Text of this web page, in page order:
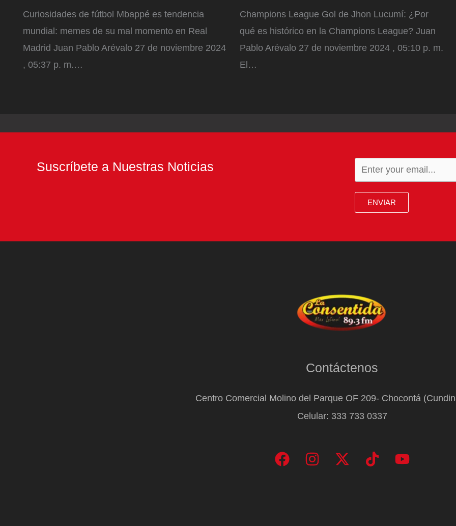
Curiosidades de fútbol Mbappé es tendencia
mundial: memes de su mal momento en Real
Madrid Juan Pablo Arévalo 27 de noviembre 2024
, 05:37 p. m.…
Champions League Gol de Jhon Lucumí: ¿Por
qué es histórico en la Champions League? Juan
Pablo Arévalo 27 de noviembre 2024 , 05:10 p. m.
El…
Suscríbete a Nuestras Noticias
ENVIAR
Contáctenos
Centro Comercial Molino del Parque OF 209- Chocontá
Celular: 333 733 0337